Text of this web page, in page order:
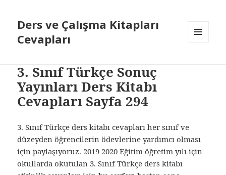
Ders ve Çalışma Kitapları
Cevapları
3. Sınıf Türkçe Sonuç
Yayınları Ders Kitabı
Cevapları Sayfa 294
3. Sınıf Türkçe ders kitabı cevapları her sınıf ve
düzeyden öğrencilerin ödevlerine yardımcı olması
için paylaşıyoruz. 2019 2020 Eğitim öğretim yılı için
okullarda okutulan 3. Sınıf Türkçe ders kitabı